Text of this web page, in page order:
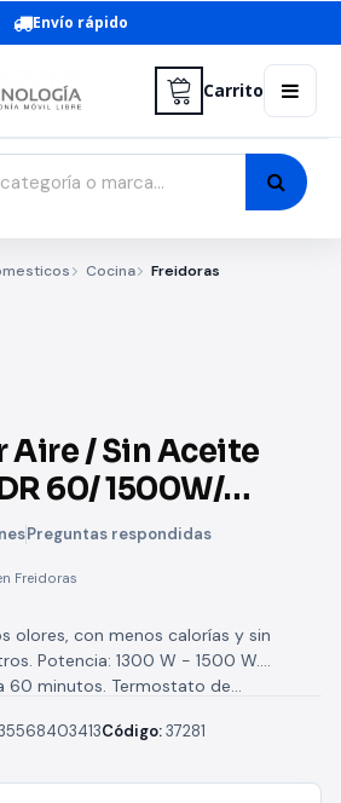
Envío rápido
Carrito
Cocina Freidoras
Aire / Sin Aceite
60/ 1500W/
Preguntas respondidas
Freidoras
olores, con menos calorías y sin
Potencia: 1300 W - 1500 W.
60 minutos. Termostato de...
Código:37281